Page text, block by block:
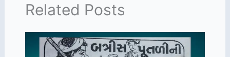
Related Posts